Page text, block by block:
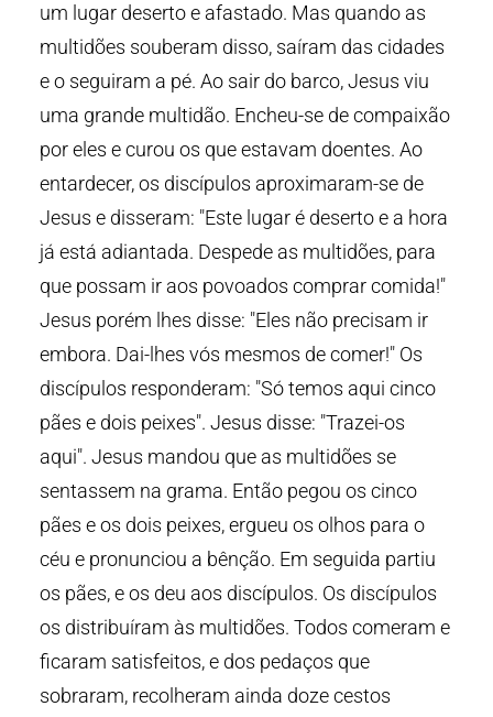
um lugar deserto e afastado. Mas quando as
multidões souberam disso, saíram das cidades
e o seguiram a pé. Ao sair do barco, Jesus viu
uma grande multidão. Encheu-se de compaixão
por eles e curou os que estavam doentes. Ao
entardecer, os discípulos aproximaram-se de
Jesus e disseram: "Este lugar é deserto e a hora
já está adiantada. Despede as multidões, para
que possam ir aos povoados comprar comida!"
Jesus porém lhes disse: "Eles não precisam ir
embora. Dai-lhes vós mesmos de comer!" Os
discípulos responderam: "Só temos aqui cinco
pães e dois peixes". Jesus disse: "Trazei-os
aqui". Jesus mandou que as multidões se
sentassem na grama. Então pegou os cinco
pães e os dois peixes, ergueu os olhos para o
céu e pronunciou a bênção. Em seguida partiu
os pães, e os deu aos discípulos. Os discípulos
os distribuíram às multidões. Todos comeram e
ficaram satisfeitos, e dos pedaços que
sobraram, recolheram ainda doze cestos